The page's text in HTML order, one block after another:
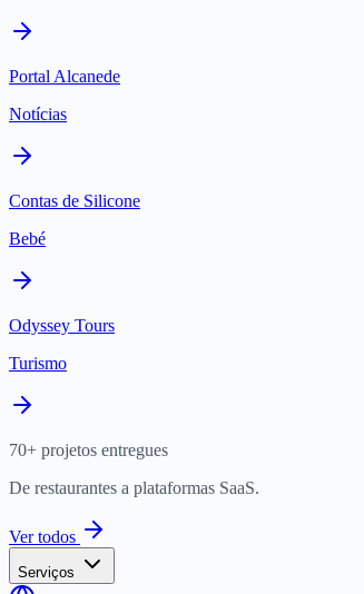
Portal Alcanede
Notícias
Contas de Silicone
Bebé
Odyssey Tours
Turismo
70+ projetos entregues
De restaurantes a plataformas SaaS.
Ver todos
Serviços